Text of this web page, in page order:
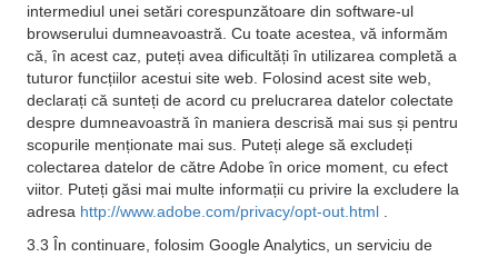
intermediul unei setări corespunzătoare din software-ul
browserului dumneavoastră. Cu toate acestea, vă informăm
că, în acest caz, puteți avea dificultăți în utilizarea completă a
tuturor funcțiilor acestui site web. Folosind acest site web,
declarați că sunteți de acord cu prelucrarea datelor colectate
despre dumneavoastră în maniera descrisă mai sus și pentru
scopurile menționate mai sus. Puteți alege să excludeți
colectarea datelor de către Adobe în orice moment, cu efect
viitor. Puteți găsi mai multe informații cu privire la excludere la
adresa http://www.adobe.com/privacy/opt-out.html
3.3 În continuare, folosim Google Analytics, un serviciu de